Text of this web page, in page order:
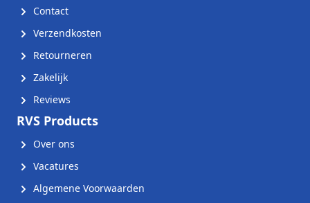
Contact
Verzendkosten
Retourneren
Zakelijk
Reviews
RVS Products
Over ons
Vacatures
Algemene Voorwaarden